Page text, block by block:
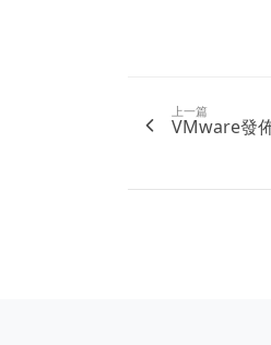
上一篇
VMware發